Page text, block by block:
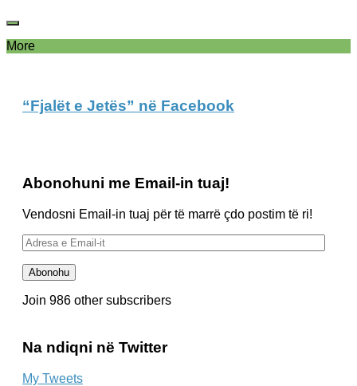
More
“Fjalët e Jetës” në Facebook
Abonohuni me Email-in tuaj!
Vendosni Email-in tuaj për të marrë çdo postim të ri!
Adresa
e
Email-
it
Abonohu
Join 986 other subscribers
Na ndiqni në Twitter
My Tweets